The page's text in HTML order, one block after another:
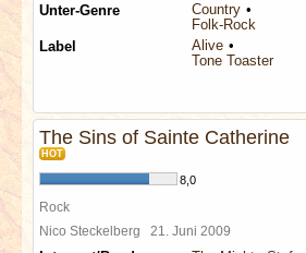
Unter-Genre
Country
Folk-Rock
Label
Alive
Tone Toaster
The Sins of Sainte Catherine
HOT
8,0
Rock
Nico Steckelberg 21. Juni 2009